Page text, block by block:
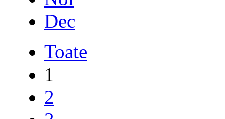
Dec
Toate
1
2